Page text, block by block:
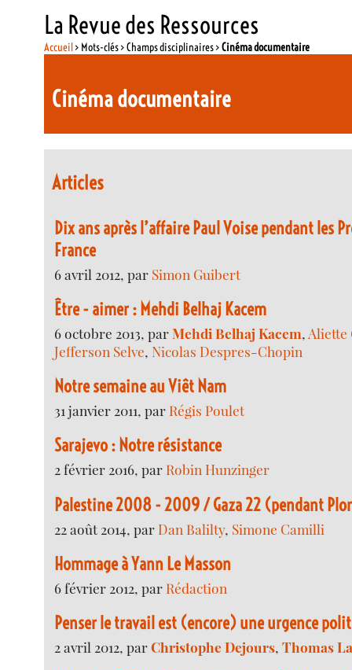
La Revue des Ressources
Accueil> Mots-clés > Champs disciplinaires >Cinéma documentaire
Cinéma documentaire
Articles
Dix ans après l’affaire Paul Voise pendant les
France
6 avril 2012, par Simon Guibert
Être - aimer : Mehdi Belhaj Kacem
6 octobre 2013, parMehdi Belhaj Kacem, Aliette
Jefferson Selve,Nicolas Despres-Chopin
Notre semaine au Viêt Nam
31 janvier 2011, par Régis Poulet
Sarajevo : Notre résistance
2 février 2016, par Robin Hunzinger
Palestine 2008 - 2009 / Gaza 22 (pendant
22 août 2014, parDan Balilty, Simone Camilli
Hommage à Yann Le Masson
6 février 2012, par Rédaction
Penser le travail est (encore) une urgence
2 avril 2012, parChristophe Dejours,Thomas